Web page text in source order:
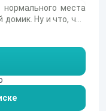
места
Ну и что, что